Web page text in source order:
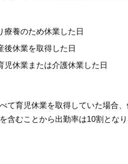
療養のため休業した日
後休業を取得した日
休業または介護休業した日
て育児休業を取得していた場合
含むことから出勤率は10割とな